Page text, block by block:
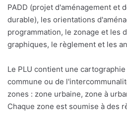
PADD (projet d'aménagement et
durable), les orientations
programmation, le zonage et les
graphiques, le règlement et les
Le PLU contient une
commune ou de
zones : zone urbaine, zone à
Chaque zone est soumise à des